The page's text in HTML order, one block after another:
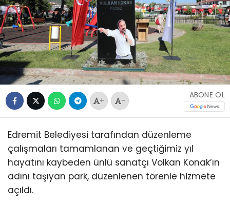
+ -
ABONE OL
Edremit Belediyesi tarafından düzenleme
çalışmaları tamamlanan ve geçtiğimiz yıl
hayatını kaybeden ünlü sanatçı Volkan Konak’ın
adını taşıyan park, düzenlenen törenle hizmete
açıldı.